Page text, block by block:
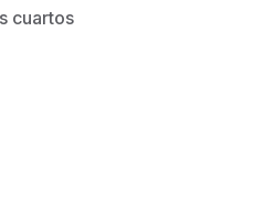
cuartos